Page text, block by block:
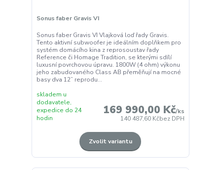
Sonus faber Gravis VI
Sonus faber Gravis VI Vlajková loď řady Gravis.
Tento aktivní subwoofer je ideálním doplňkem pro
systém domácího kina z reprosoustav řady
Reference či Homage Tradition, se kterými sdílí
luxusní povrchovou úpravu. 1800W (4 ohm) výkonu
jeho zabudovaného Class AB přeměňují na mocné
basy dva 12” reprodu...
169 990,00 Kč/ks
140 487,60 Kčbez DPH
skladem u
dodavatele,
expedice do 24
hodin
Zvolit variantu